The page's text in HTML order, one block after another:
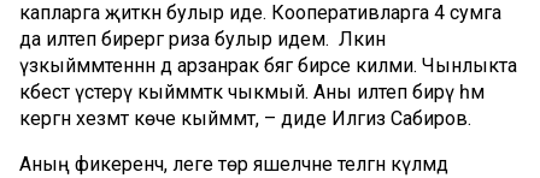
капларга җиткән булыр иде. Кооперативларга 4 сумга
да илтеп бирергә риза булыр идем. Ләкин
үзкыйммәтеннән дә арзанрак бәягә бирәсе килми. Чынлыкта
кәбестә үстерү кыйммәткә чыкмый. Аны илтеп бирү һәм
кергән хезмәт көче кыйммәт, – диде Илгиз Сабиров.
Аның фикеренчә, әлеге төр яшелчәне теләгән күләмдә